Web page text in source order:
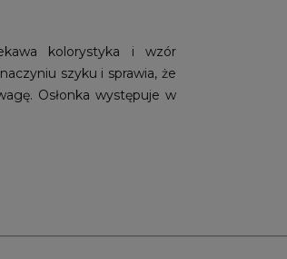
kolorystyka i wzór
szyku i sprawia, że
Osłonka występuje w